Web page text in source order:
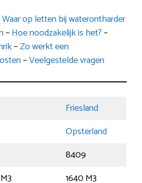
Waar op letten bij waterontharder
–Hoe noodzakelijk is het?–
–Zo werkt een
–Veelgestelde vragen
Friesland
Opsterland
8409
1640 M3